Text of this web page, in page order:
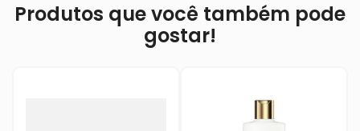
Produtos que você também pode
gostar!